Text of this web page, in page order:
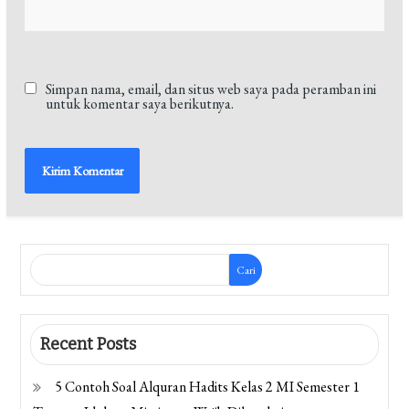
Simpan nama, email, dan situs web saya pada peramban ini
untuk komentar saya berikutnya.
Cari
Recent Posts
5 Contoh Soal Alquran Hadits Kelas 2 MI Semester 1